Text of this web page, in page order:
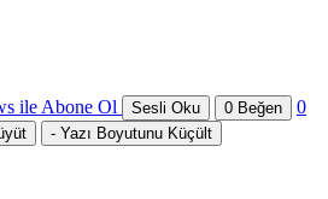
ile Abone Ol Sesli Oku 0 Beğen
0
- Yazı Boyutunu Küçült